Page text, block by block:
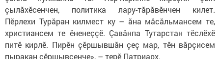
çылăхӗсенчен, политика лару-тăрăвӗнчен килет.
Пӗрлехи Турăран килмест ку – ăна мăсăльмансем те,
христиансем те ӗненеççӗ. Çавăнпа Тутарстан тӗслӗхӗ
питӗ кирлӗ. Пирӗн çӗршывшăн çеç мар, тӗн вăрçисем
пыракан çӗршывсенче», – терӗ Патриарх.